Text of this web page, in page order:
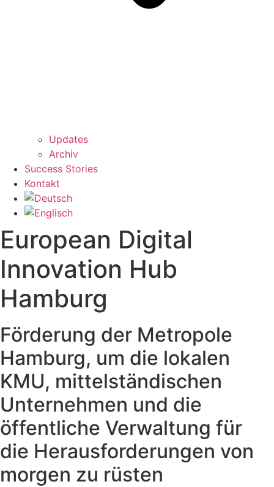
Updates
Archiv
Success Stories
Kontakt
European Digital
Innovation Hub
Hamburg
Förderung der Metropole
Hamburg, um die lokalen
KMU, mittelständischen
Unternehmen und die
öffentliche Verwaltung für
die Herausforderungen von
morgen zu rüsten